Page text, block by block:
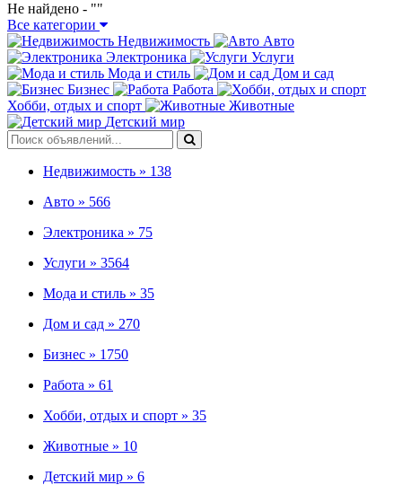
Не найдено - ""
Все категории
Недвижимость
Авто
Электроника
Услуги
Мода и стиль
Дом и сад
Бизнес
Работа
Хобби, отдых и спорт
Животные
Детский мир
Недвижимость » 138
Авто » 566
Электроника » 75
Услуги » 3564
Мода и стиль » 35
Дом и сад » 270
Бизнес » 1750
Работа » 61
Хобби, отдых и спорт » 35
Животные » 10
Детский мир » 6